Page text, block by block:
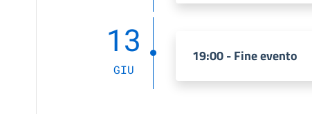
13
GIU
19:00 - Fine evento